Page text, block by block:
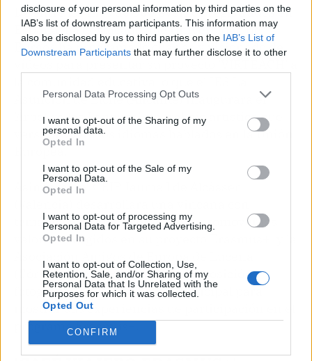
disclosure of your personal information by third parties on the
IAB’s list of downstream participants. This information may
also be disclosed by us to third parties on the IAB’s List of
Downstream Participants that may further disclose it to other
Personal Data Processing Opt Outs
I want to opt-out of the Sharing of my
personal data.
Opted In
I want to opt-out of the Sale of my
Personal Data.
Opted In
I want to opt-out of processing my
Personal Data for Targeted Advertising.
Opted In
I want to opt-out of Collection, Use,
Retention, Sale, and/or Sharing of my
Personal Data that Is Unrelated with the
Purposes for which it was collected.
Opted Out
CONFIRM
De entre los más de 360 eventos registrados en
España, ha destacado que Universidad de
Burgos ha programado charlas y visionado de
Asunción de Elche (Alicante) inaugurará el
'Árbol de las Lenguas', un trabajo artístico que
versará sobre los idiomas hablados en la Unión
Europea.
Asimismo, el CEIP Jaume I de Alcàsser
temática medioambiental para promover los
valores recogidos en su proyecto Erasmus+; y la
(Córdoba) ha organizado una exposición
fotográfica en la Biblioteca Municipal para
mostrar sus experiencias de participación en el
programa Erasmus+.